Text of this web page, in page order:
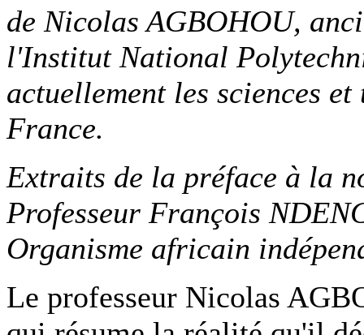
de Nicolas AGBOHOU,
l'Institut National
actuellement les sciences
France.
Extraits de la préface à la
Professeur François
Organisme africain
Le professeur Nicolas